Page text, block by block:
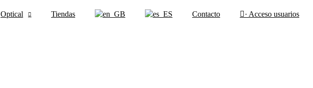
Optical Tiendas Contacto · Acceso usuarios